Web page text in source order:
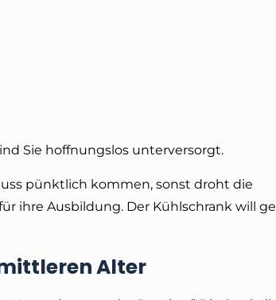
Sie hoffnungslos unterversorgt.
pünktlich kommen, sonst droht die
ihre Ausbildung. Der Kühlschrank will
Alter